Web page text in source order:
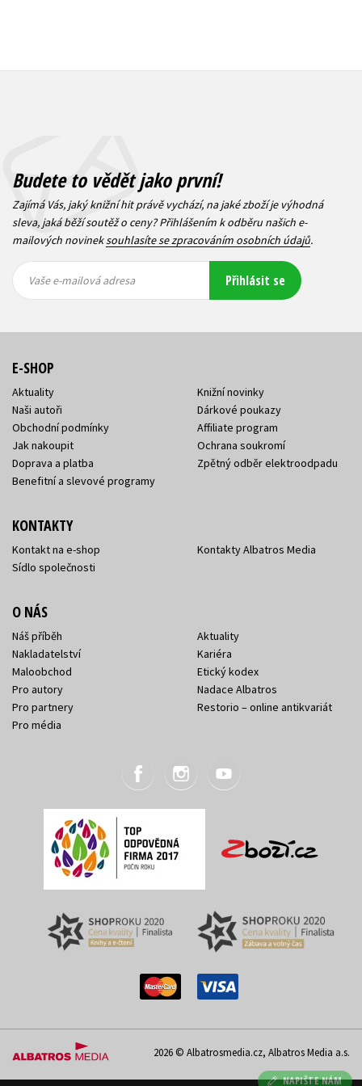
NAPIŠTE NÁM
Budete to vědět jako první!
Zajímá Vás, jaký knižní hit právě vychází, na jaké zboží je výhodná
sleva, jaká běží soutěž o ceny? Přihlášením k odběru našich e-
mailových novineksouhlasíte se zpracováním osobních údajů.
mailová
mailová
Vaše e-mailová adresa Přihlásit se
E-SHOP
Aktuality
Naši autoři
Obchodní podmínky
Jak nakoupit
Doprava a platba
Benefitní a slevové programy
Knižní novinky
Dárkové poukazy
Affiliate program
Ochrana soukromí
Zpětný odběr elektroodpadu
KONTAKTY
Kontakt na e-shop
Sídlo společnosti
Kontakty Albatros Media
O NÁS
Náš příběh
Nakladatelství
Maloobchod
Pro autory
Pro partnery
Pro média
Aktuality
Kariéra
Etický kodex
Nadace Albatros
Restorio – online antikvariát
2026 © Albatrosmedia.cz, Albatros Media a.s.